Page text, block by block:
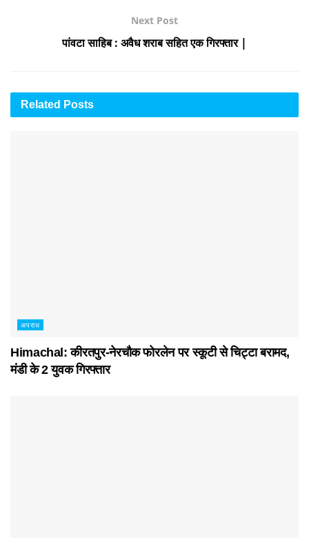
Next Post
पांवटा साहिब : अवैध शराब सहित एक गिरफ्तार |
Related Posts
अपराध
Himachal: कीरतपुर-नेरचौक फोरलेन पर स्कूटी से चिट्टा बरामद,
मंडी के 2 युवक गिरफ्तार